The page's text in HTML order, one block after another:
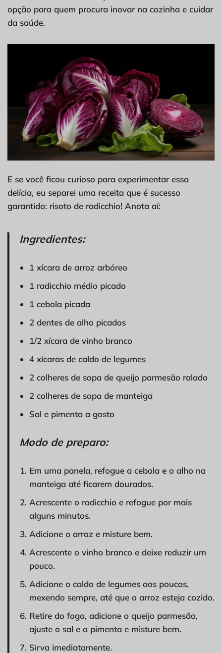
opção para quem procura inovar na cozinha e cuidar
da saúde.
E se você ficou curioso para experimentar essa
delícia, eu separei uma receita que é sucesso
garantido: risoto de radicchio! Anota aí:
Ingredientes:
1 xícara de arroz arbóreo
1 radicchio médio picado
1 cebola picada
2 dentes de alho picados
1/2 xícara de vinho branco
4 xícaras de caldo de legumes
2 colheres de sopa de queijo parmesão ralado
2 colheres de sopa de manteiga
Sal e pimenta a gosto
Modo de preparo:
Em uma panela, refogue a cebola e o alho na
manteiga até ficarem dourados.
Acrescente o radicchio e refogue por mais
alguns minutos.
Adicione o arroz e misture bem.
Acrescente o vinho branco e deixe reduzir um
pouco.
Adicione o caldo de legumes aos poucos,
mexendo sempre, até que o arroz esteja cozido.
Retire do fogo, adicione o queijo parmesão,
ajuste o sal e a pimenta e misture bem.
Sirva imediatamente.